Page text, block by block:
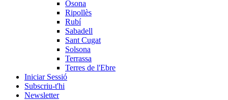
Osona
Ripollès
Rubí
Sabadell
Sant Cugat
Solsona
Terrassa
Terres de l'Ebre
Iniciar Sessió
Subscriu-t'hi
Newsletter